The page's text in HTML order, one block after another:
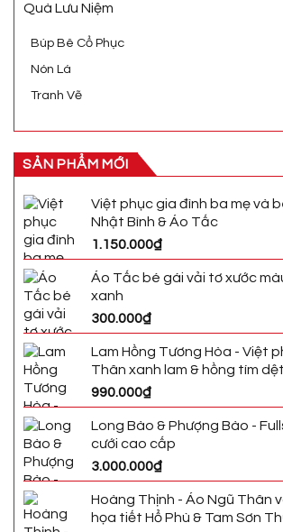
Quà Lưu Niệm
Búp Bê Cổ Phục
Nón Lá
Tranh Vẽ
SẢN PHẨM MỚI
Việt phục gia đình ba mẹ và
Nhật Bình & Áo Tấc
1.150.000₫
Áo Tấc bé gái vải tơ xước
xanh
300.000₫
Lam Hồng Tương Hòa - Việt
Thân xanh lam & hồng tím
990.000₫
Long Bào & Phượng Bào -
cưới cao cấp
3.000.000₫
Hoàng Thịnh - Áo Ngũ Thân
họa tiết Hổ Phù & Tam Sơn